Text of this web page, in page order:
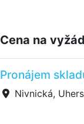
Cena na
Pronájem
Nivnická,